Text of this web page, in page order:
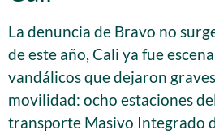
La denuncia de Bravo no
de este año, Cali ya fue
vandálicos que dejaron
movilidad: ocho estaciones
transporte Masivo Integrado